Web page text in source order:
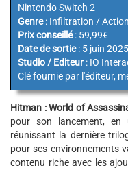
Nintendo Switch 2
Genre: Infiltration / Action
Prix conseillé: 59,99€
Date de sortie: 5 juin 2025
Studio / Editeur : IO
Clé fournie par l'éditeur,
Hitman : World of
pour son lancement, en
réunissant la dernière
pour ses environnements
contenu riche avec les